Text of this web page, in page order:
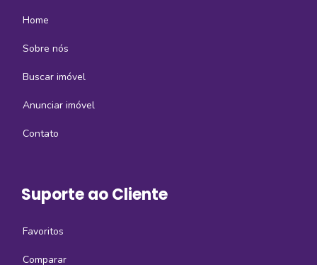
Home
Sobre nós
Buscar imóvel
Anunciar imóvel
Contato
Suporte ao Cliente
Favoritos
Comparar